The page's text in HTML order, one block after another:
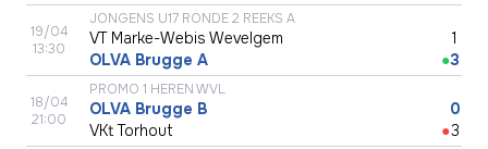
19/04
13:30
JONGENS U17 RONDE 2 REEKS A
VT Marke-Webis Wevelgem
OLVA Brugge A
●
1
3
18/04
21:00
PROMO 1 HEREN WVL
OLVA Brugge B
VKt Torhout
●
0
3